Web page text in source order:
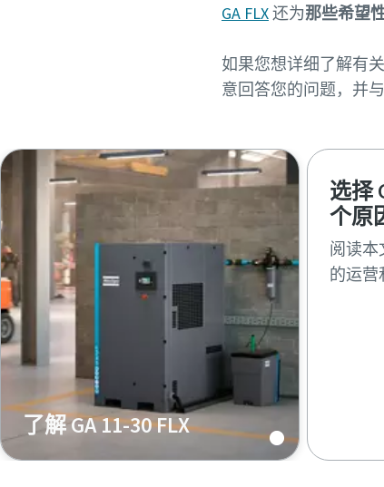
GA FLX还为那些希望
如果您想详细了解有
意回答您的问题，并
了解 GA 11-30 FLX
了解有关新型 GA 11-30 FLX 的所
选择
个原
阅读本
的运营